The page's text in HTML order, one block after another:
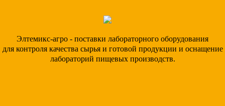
Элтемикс-агро - поставки лабораторного оборудования
для контроля качества сырья и готовой продукции и оснащение
лабораторий пищевых производств.